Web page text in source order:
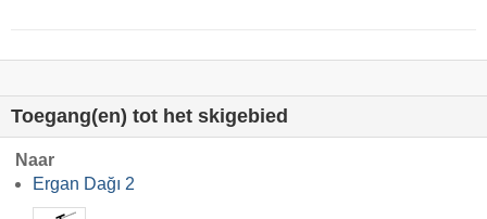
Toegang(en) tot het skigebied
Naar
Ergan Dağı 2